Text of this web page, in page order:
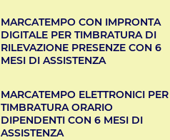
MARCATEMPO CON IMPRONTA
DIGITALE PER TIMBRATURA DI
RILEVAZIONE PRESENZE CON 6
MESI DI ASSISTENZA
MARCATEMPO ELETTRONICI PER
TIMBRATURA ORARIO
DIPENDENTI CON 6 MESI DI
ASSISTENZA